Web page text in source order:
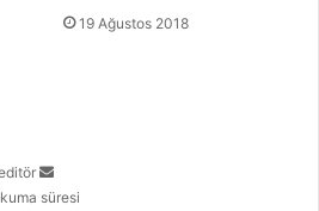
Bir 19 Ağustos 2018
süresi